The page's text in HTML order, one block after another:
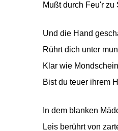
Mußt durch Feu'r zu
Und die Hand
Rührt dich unter
Klar wie
Bist du teuer ihrem
In dem blanken
Leis berührt von